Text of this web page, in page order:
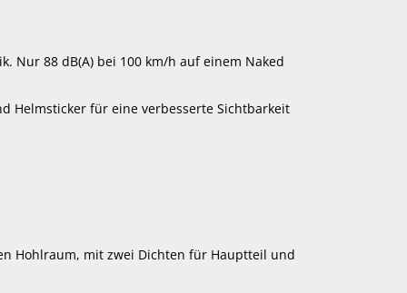
Nur 88 dB(A) bei 100 km/h auf einem Naked
Helmsticker für eine verbesserte Sichtbarkeit
Hohlraum, mit zwei Dichten für Hauptteil und